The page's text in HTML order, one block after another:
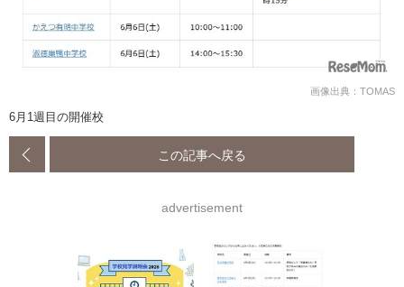
画像出典：TOMAS
6月1週目の開催校
この記事へ戻る
advertisement